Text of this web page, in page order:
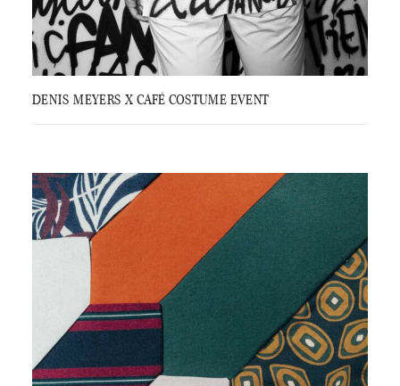
DENIS MEYERS X CAFÉ COSTUME EVENT